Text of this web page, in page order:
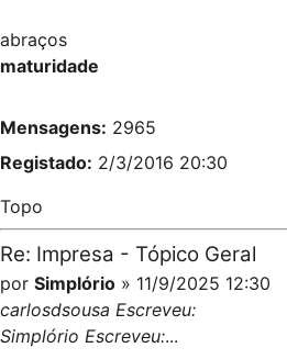
abraços
maturidade
Mensagens: 2965
Registado: 2/3/2016 20:30
Topo
Re: Impresa - Tópico Geral
por Simplório » 11/9/2025 12:30
carlosdsousa Escreveu:
Simplório Escreveu:...